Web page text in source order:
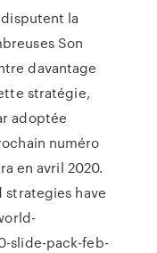
la
Son
davantage
stratégie,
adoptée
numéro
en avril 2020.
strategies have
slide-pack-feb-